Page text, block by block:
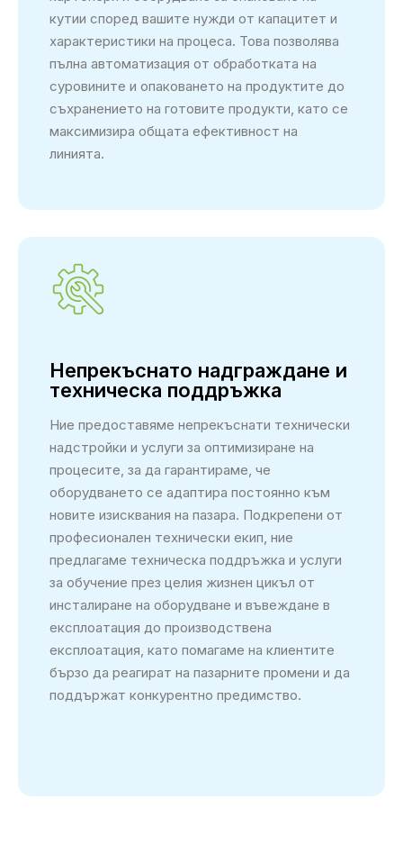
кутии според вашите нужди от капацитет и
характеристики на процеса. Това позволява
пълна автоматизация от обработката на
суровините и опаковането на продуктите до
съхранението на готовите продукти, като се
максимизира общата ефективност на
линията.
Непрекъснато надграждане и
техническа поддръжка
Ние предоставяме непрекъснати технически
надстройки и услуги за оптимизиране на
процесите, за да гарантираме, че
оборудването се адаптира постоянно към
новите изисквания на пазара. Подкрепени от
професионален технически екип, ние
предлагаме техническа поддръжка и услуги
за обучение през целия жизнен цикъл от
инсталиране на оборудване и въвеждане в
експлоатация до производствена
експлоатация, като помагаме на клиентите
бързо да реагират на пазарните промени и да
поддържат конкурентно предимство.